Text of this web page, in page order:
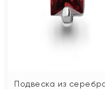
Подвеска из